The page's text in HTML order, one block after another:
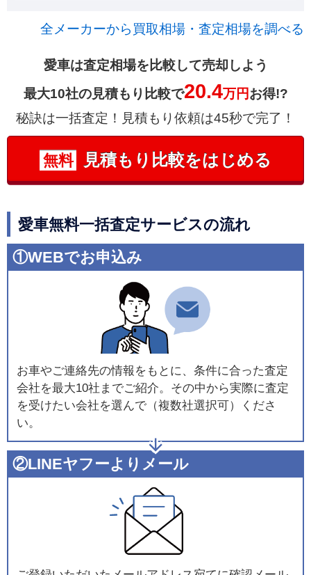
全メーカーから買取相場・査定相場を調べる
愛車は査定相場を比較して売却しよう
最大10社の見積もり比較で20.4万円お得!?
秘訣は一括査定！見積もり依頼は45秒で完了！
無料 見積もり比較をはじめる
愛車無料一括査定サービスの流れ
①WEBでお申込み
お車やご連絡先の情報をもとに、条件に合った査定
会社を最大10社までご紹介。その中から実際に査定
を受けたい会社を選んで（複数社選択可）くださ
い。
②LINEヤフーよりメール